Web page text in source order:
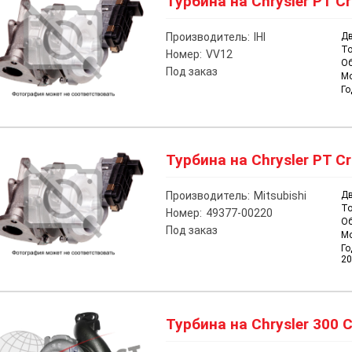
Производитель:
IHI
Номер: VV12
Под заказ
Турбина на Chrysler PT
Производитель: Mitsubishi
Номер: 49377-00220
Под заказ
Турбина на Chrysler 300